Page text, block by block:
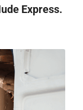
Express.